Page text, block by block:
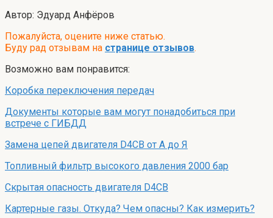
Автор: Эдуард Анфёров
Пожалуйста, оцените ниже статью.
Буду рад отзывам на странице отзывов.
Возможно вам понравится:
Коробка переключения передач
Документы которые вам могут понадобиться при
встрече с ГИБДД
Замена цепей двигателя D4CB от А до Я
Топливный фильтр высокого давления 2000 бар
Скрытая опасность двигателя D4CB
Картерные газы. Откуда? Чем опасны? Как измерить?